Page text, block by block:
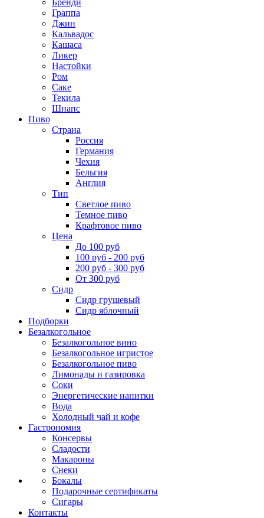
Граппа
Джин
Кальвадос
Кашаса
Ликер
Настойки
Ром
Саке
Текила
Шнапс
Пиво
Страна
Россия
Германия
Чехия
Бельгия
Англия
Тип
Светлое пиво
Темное пиво
Крафтовое пиво
Цена
До 100 руб
100 руб - 200 руб
200 руб - 300 руб
От 300 руб
Сидр
Сидр грушевый
Сидр яблочный
Подборки
Безалкогольное
Безалкогольное вино
Безалкогольное игристое
Безалкогольное пиво
Лимонады и газировка
Соки
Энергетические напитки
Вода
Холодный чай и кофе
Гастрономия
Консервы
Сладости
Макароны
Снеки
Бокалы
Подарочные сертификаты
Сигары
Контакты